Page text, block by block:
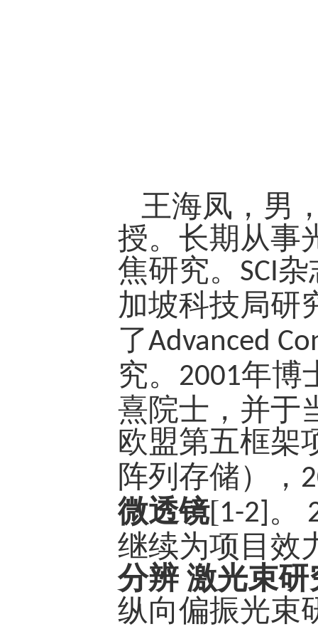
王海凤，男
授。长期从事
焦研究。 SCI杂
加坡科技局研
了Advanced
究。 2001年博
熹院士，并于
欧盟第五框架
阵列存储），
微透镜[1-2] 。
继续为项目效
分辨 激光束
纵向偏振光束